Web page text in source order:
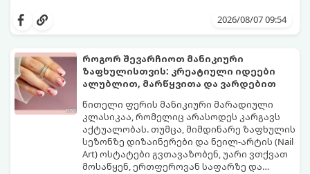
რომელიც მილიონერებსა და
წელს გადაცილებული თითოეული
ქალბატონის გარდერობში უნდა იყოს:
2026/08/07 09:54
როგორ შევარჩიოთ მანიკიური
ზაფხულისთვის: კრეატიული იდეები
ალუბლით, მარწყვითა და ვარდებით
წითელი ფერის მანიკიური მარადიული
კლასიკაა, რომელიც არასოდეს კარგავს
აქტუალობას. თუმცა, მიმდინარე ზაფხულის
სეზონზე დიზაინერები და ნეილ-არტის (Nail
Art) ოსტატები გვთავაზობენ, უარი ვთქვათ
მოსაწყენ, ერთფეროვან საფარზე და